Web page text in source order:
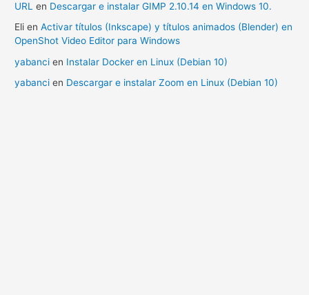
URL en Descargar e instalar GIMP 2.10.14 en Windows 10.
Eli enActivar títulos (Inkscape) y títulos animados (Blender) en
OpenShot Video Editor para Windows
yabanci en Instalar Docker en Linux (Debian 10)
yabanci en Descargar e instalar Zoom en Linux (Debian 10)